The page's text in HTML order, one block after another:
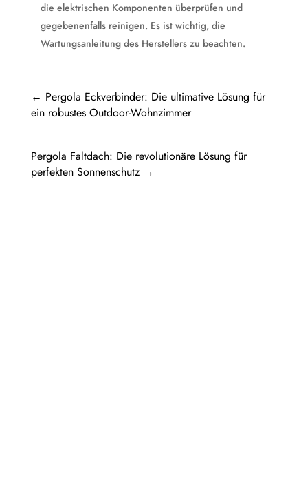
die elektrischen Komponenten überprüfen und
gegebenenfalls reinigen. Es ist wichtig, die
Wartungsanleitung des Herstellers zu beachten.
← Pergola Eckverbinder: Die ultimative Lösung für
ein robustes Outdoor-Wohnzimmer
Pergola Faltdach: Die revolutionäre Lösung für
perfekten Sonnenschutz→